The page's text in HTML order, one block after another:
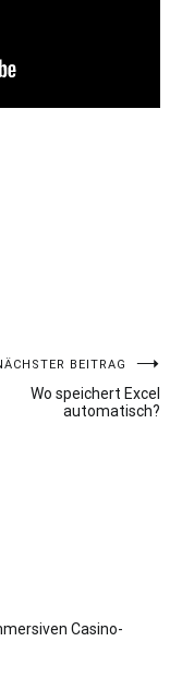
BEITRAG
Wo speichert Excel
automatisch?
Casino-